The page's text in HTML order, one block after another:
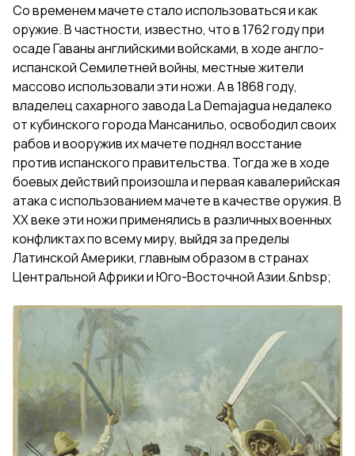
Со временем мачете стало использоваться и как
оружие. В частности, известно, что в 1762 году при
осаде Гаваны английскими войсками, в ходе англо-
испанской Семилетней войны, местные жители
массово использовали эти ножи. А в 1868 году,
владелец сахарного завода La Demajagua недалеко
от кубинского города Мансанильо, освободил своих
рабов и вооружив их мачете поднял восстание
против испанского правительства. Тогда же в ходе
боевых действий произошла и первая кавалерийская
атака с использованием мачете в качестве оружия. В
XX веке эти ножи применялись в различных военных
конфликтах по всему миру, выйдя за пределы
Латинской Америки, главным образом в странах
Центральной Африки и Юго-Восточной Азии.&nbsp;